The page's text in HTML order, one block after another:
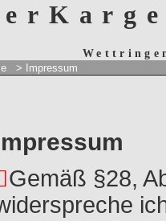
> Impressum
Gemäß §28,